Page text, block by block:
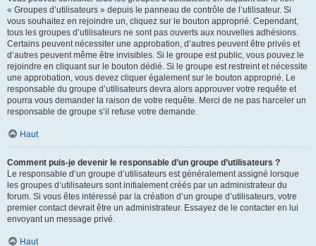
« Groupes d’utilisateurs » depuis le panneau de contrôle de l’utilisateur. Si
vous souhaitez en rejoindre un, cliquez sur le bouton approprié. Cependant,
tous les groupes d’utilisateurs ne sont pas ouverts aux nouvelles adhésions.
Certains peuvent nécessiter une approbation, d’autres peuvent être privés et
d’autres peuvent même être invisibles. Si le groupe est public, vous pouvez le
rejoindre en cliquant sur le bouton dédié. Si le groupe est restreint et nécessite
une approbation, vous devez cliquer également sur le bouton approprié. Le
responsable du groupe d’utilisateurs devra alors approuver votre requête et
pourra vous demander la raison de votre requête. Merci de ne pas harceler un
responsable de groupe s’il refuse votre demande.
Haut
Comment puis-je devenir le responsable d’un groupe d’utilisateurs ?
Le responsable d’un groupe d’utilisateurs est généralement assigné lorsque
les groupes d’utilisateurs sont initialement créés par un administrateur du
forum. Si vous êtes intéressé par la création d’un groupe d’utilisateurs, votre
premier contact devrait être un administrateur. Essayez de le contacter en lui
envoyant un message privé.
Haut